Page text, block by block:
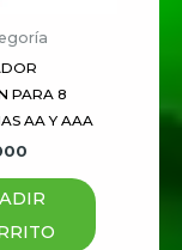
PARA 8
AA Y AAA